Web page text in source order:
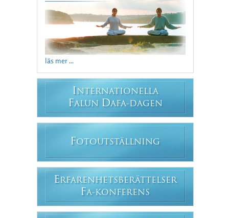
läs mer ...
INTERNATIONELLA
FALUN DAFA-DAGEN
FOTOUTSTÄLLNING
ERFARENHETSBERÄTTELSER
FA-KONFERENS